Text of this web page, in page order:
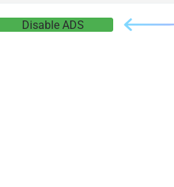
Disable ADS